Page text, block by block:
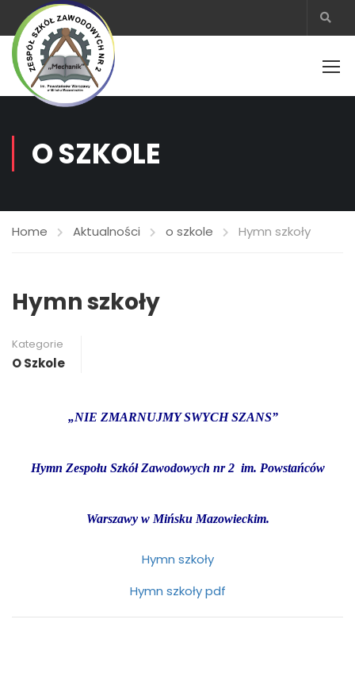
O SZKOLE
Home Aktualności o szkole Hymn szkoły
Hymn szkoły
Kategorie
O Szkole
„NIE ZMARNUJMY SWYCH SZANS”
Hymn Zespołu Szkół Zawodowych nr 2 im. Powstańców
Warszawy w Mińsku Mazowieckim.
Hymn szkoły
Hymn szkoły pdf